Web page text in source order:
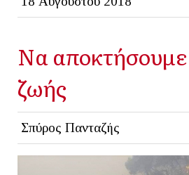
Να αποκτήσουμε
ζωής
Σπύρος Πανταζής